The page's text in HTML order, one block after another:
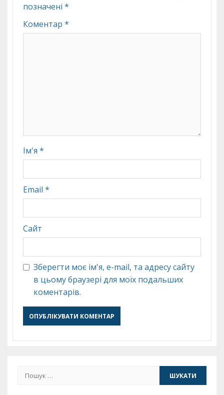
позначені *
Коментар *
Ім'я *
Email *
Сайт
Зберегти моє ім'я, e-mail, та адресу сайту
в цьому браузері для моїх подальших
коментарів.
Пошук: